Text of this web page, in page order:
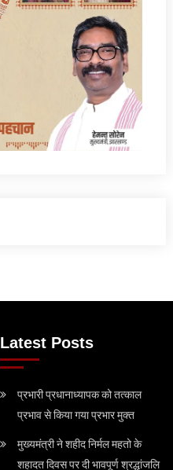
Latest Posts
प्रभारी प्रधानाध्यापक को तत्काल
प्रभाव से किया गया प्रभार मुक्त
मुख्यमंत्री ने शहीद निर्मल महतो के
शहादत दिवस पर दी भावपूर्ण श्रद्धांजलि